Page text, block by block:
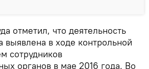
отметил, что деятельность
выявлена в ходе контрольной
сотрудников
органов в мае 2016 года. Во